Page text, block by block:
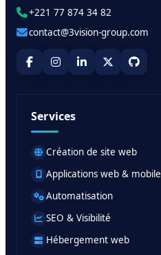
+221 77 874 34 82
contact@3vision-group.com
Services
Création de site web
Applications web & mobile
Automatisation
SEO & Visibilité
Hébergement web